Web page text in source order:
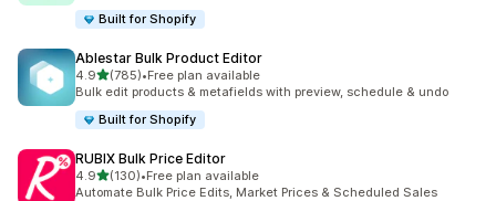
Built for Shopify
Ablestar Bulk Product Editor
4.95つ星中
(785)
合計レビュー数：785件
•Free plan available
Bulk edit products & metafields with preview, schedule & undo
Built for Shopify
RUBIX Bulk Price Editor
4.95つ星中
(130)
合計レビュー数：130件
•Free plan available
Automate Bulk Price Edits, Market Prices & Scheduled Sales